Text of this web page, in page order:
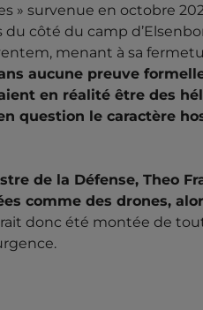
» survenue en octobre
côté du camp
menant à sa
aucune preuve
en réalité être des
question le caractère
de la Défense, Theo
comme des drones,
donc été montée de